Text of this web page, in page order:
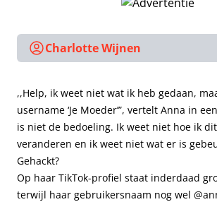
Charlotte Wijnen
,,Help, ik weet niet wat ik heb gedaan,
username ‘Je Moeder’”, vertelt Anna in
is niet de bedoeling. Ik weet niet hoe ik
veranderen en ik weet niet wat er is
Gehackt?
Op haar TikTok-profiel staat inderdaad
terwijl haar gebruikersnaam nog wel